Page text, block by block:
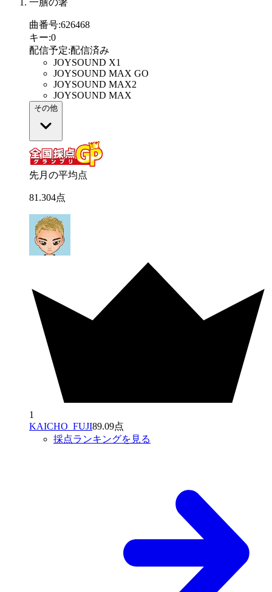
一膳の箸
曲番号:626468
キー:0
配信予定:配信済み
JOYSOUND X1
JOYSOUND MAX GO
JOYSOUND MAX2
JOYSOUND MAX
その他
先月の平均点
81 .304点
1
KAICHO_FUJI89.09点
採点ランキングを見る